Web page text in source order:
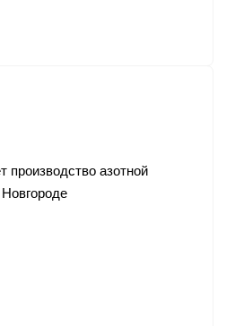
производство азотной